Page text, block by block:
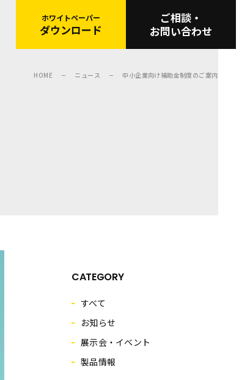
ホワイトペーパー
ダウンロード
ご相談・
お問い合わせ
HOME ニュース 中小企業向け補助金制度のご案内
CATEGORY
すべて
お知らせ
展示会・イベント
製品情報